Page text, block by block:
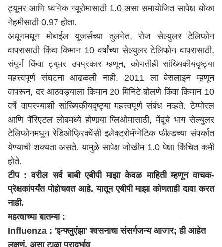
ट्यूमर आणि ध्वनिक न्यूरोमासाठी 1.0 असा समायोजित सापेक्ष धोका
नेहमीसाठी 0.97 होता.
अधूनमधून मोबाईल यूजर्सच्या तुलनेत, रोज सेल्युलर टेलिफोन
वापरासाठी किंवा किमान 10 वर्षांच्या सेल्युलर टेलिफोन वापरासाठी,
संपूर्ण किंवा ट्यूमर उपप्रकार म्हणून, कोणतीही सांख्यिकीयदृष्ट्या
महत्त्वपूर्ण संघटना आढळली नाही. 2011 ला बेसलाइन म्हणून
वापरून, दर आठवड्याला किमान 20 मिनिटे बोलणे किंवा किमान 10
वर्षे वापरण्याशी सांख्यिकीयदृष्ट्या महत्त्वपूर्ण संबंध नव्हते. टेम्पोरल
आणि पॅरिएटल लोबमध्ये होणार्‍या ग्लिओमासाठी, मेंदूचे भाग सेल्युलर
टेलिफोनमधून रेडिओफ्रिक्वेंसी इलेक्ट्रोमॅग्नेटिक फील्डच्या संपर्कात
येण्याची शक्यता असते. यामुळे सापेक्ष जोखीम 1.0 पेक्षा किंचित कमी
होते.
टीप : वरील सर्व बाबी एबीपी माझा केवळ माहिती म्हणून वाचक-
प्रेक्षकांपर्यंत पोहोचवत आहे. यातून एबीपी माझा कोणताही दावा करत
नाही.
महत्वाच्या बातम्या :
Influenza : 'इन्फ्लुएंझा' श्वसनाचा संसर्गजन्य आजार; ही आहेत
लक्षणं, असा टाळा प्रादुर्भाव